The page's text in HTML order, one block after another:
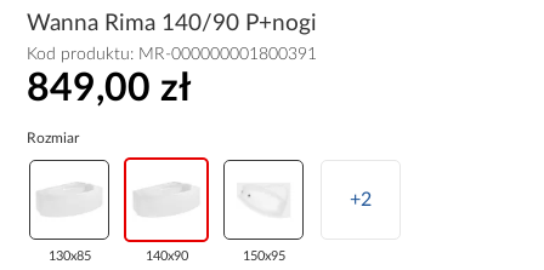
Wanna Rima 140/90 P+nogi
Kod produktu: MR-000000001800391
849,00 zł
Rozmiar
130x85 140x90 150x95
+2